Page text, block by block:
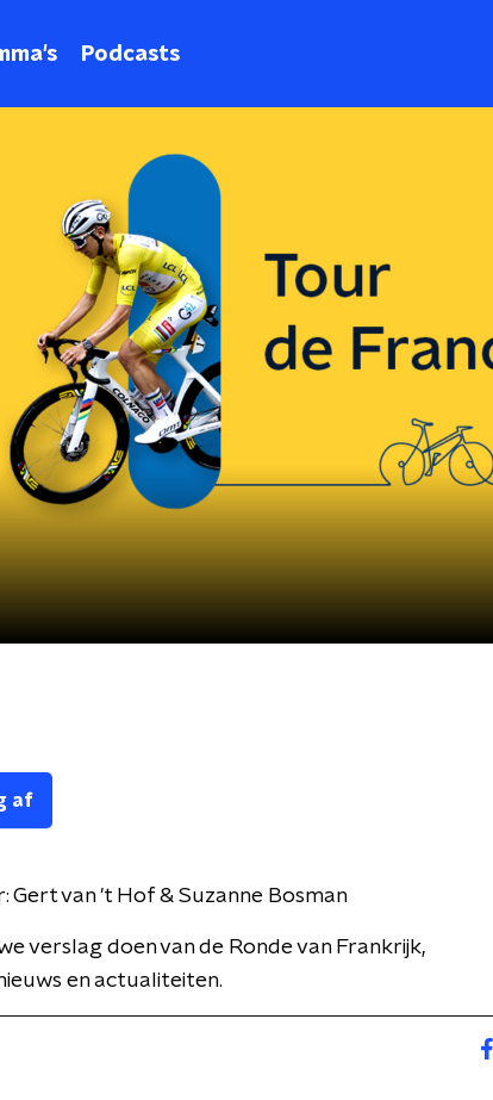
Podcasts
af
Gert van 't Hof & Suzanne Bosman
verslag doen van de Ronde van Frankrijk,
en actualiteiten.